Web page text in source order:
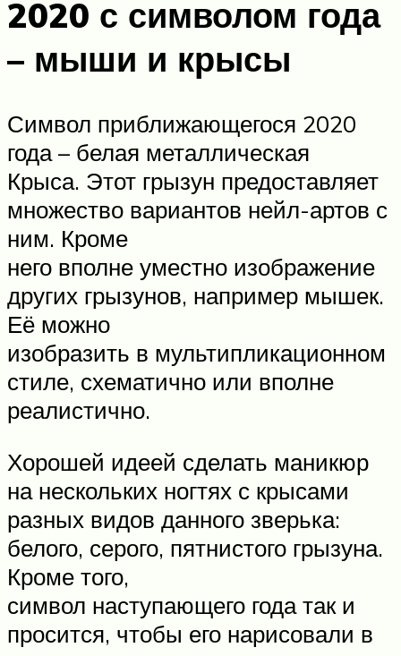
2020 с символом года
– мыши и крысы
Символ приближающегося 2020
года – белая металлическая
Крыса. Этот грызун предоставляет
множество вариантов нейл-артов с
ним. Кроме
него вполне уместно изображение
других грызунов, например мышек.
Её можно
изобразить в мультипликационном
стиле, схематично или вполне
реалистично.
Хорошей идеей сделать маникюр
на нескольких ногтях с крысами
разных видов данного зверька:
белого, серого, пятнистого грызуна.
Кроме того,
символ наступающего года так и
просится, чтобы его нарисовали в